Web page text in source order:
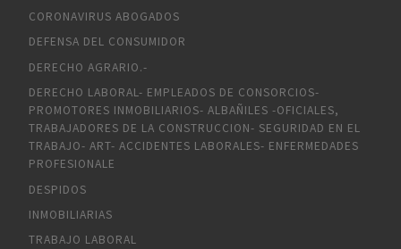
CORONAVIRUS ABOGADOS
DEFENSA DEL CONSUMIDOR
DERECHO AGRARIO.-
DERECHO LABORAL- EMPLEADOS DE CONSORCIOS-
PROMOTORES INMOBILIARIOS- ALBAÑILES -OFICIALES,
TRABAJADORES DE LA CONSTRUCCION- SEGURIDAD EN EL
TRABAJO- ART- ACCIDENTES LABORALES- ENFERMEDADES
PROFESIONALE
DESPIDOS
INMOBILIARIAS
TRABAJO LABORAL